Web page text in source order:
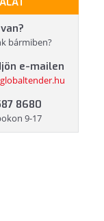
bármiben?
e-mailen
8680
9-17